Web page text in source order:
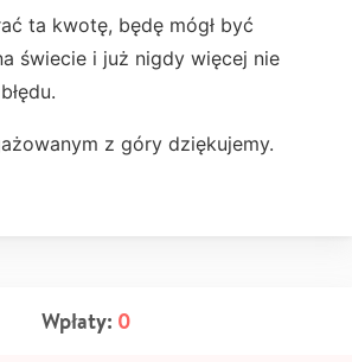
ta kwotę, będę mógł być
świecie i już nigdy więcej nie
z góry dziękujemy.
Wpłaty: 0